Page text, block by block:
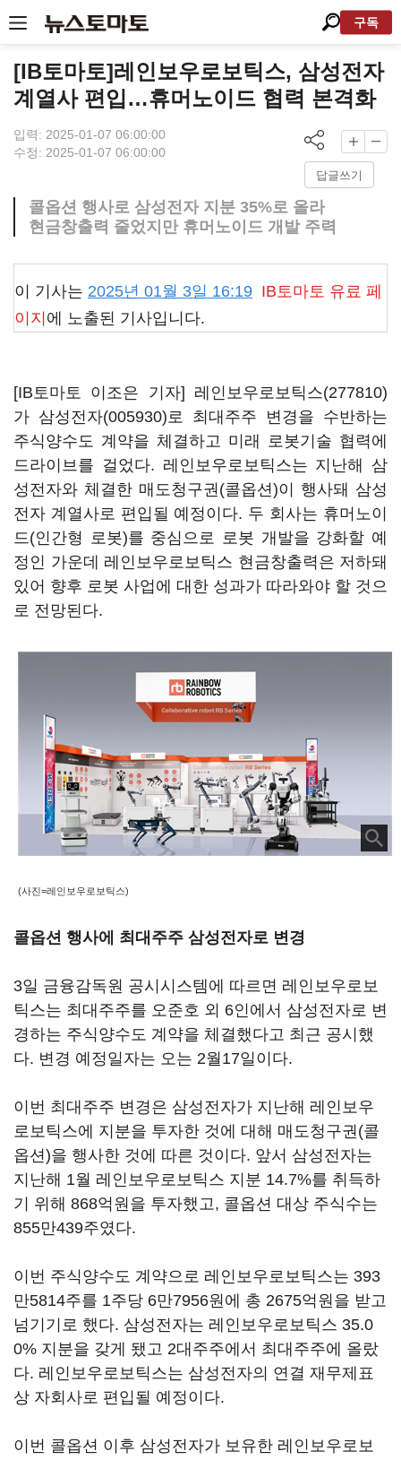
구독
[IB토마토]레인보우로보틱스, 삼성전자
계열사 편입…휴머노이드 협력 본격화
입력: 2025-01-07 06:00:00
수정: 2025-01-07 06:00:00
답글쓰기
콜옵션 행사로 삼성전자 지분 35%로 올라
현금창출력 줄었지만 휴머노이드 개발 주력
이 기사는 2025년 01월 3일 16:19 IB토마토 유료 페
이지 에 노출된 기사입니다.
[IB토마토 이조은 기자] 레인보우로보틱스(277810)
가 삼성전자(005930)로 최대주주 변경을 수반하는
주식양수도 계약을 체결하고 미래 로봇기술 협력에
드라이브를 걸었다. 레인보우로보틱스는 지난해 삼
성전자와 체결한 매도청구권(콜옵션)이 행사돼 삼성
전자 계열사로 편입될 예정이다. 두 회사는 휴머노이
드(인간형 로봇)를 중심으로 로봇 개발을 강화할 예
정인 가운데 레인보우로보틱스 현금창출력은 저하돼
있어 향후 로봇 사업에 대한 성과가 따라와야 할 것으
로 전망된다.
(사진=레인보우로보틱스)
콜옵션 행사에 최대주주 삼성전자로 변경
3일 금융감독원 공시시스템에 따르면 레인보우로보
틱스는 최대주주를 오준호 외 6인에서 삼성전자로 변
경하는 주식양수도 계약을 체결했다고 최근 공시했
다. 변경 예정일자는 오는 2월17일이다.
이번 최대주주 변경은 삼성전자가 지난해 레인보우
로보틱스에 지분을 투자한 것에 대해 매도청구권(콜
옵션)을 행사한 것에 따른 것이다. 앞서 삼성전자는
지난해 1월 레인보우로보틱스 지분 14.7%를 취득하
기 위해 868억원을 투자했고, 콜옵션 대상 주식수는
855만439주였다.
이번 주식양수도 계약으로 레인보우로보틱스는 393
만5814주를 1주당 6만7956원에 총 2675억원을 받고
넘기기로 했다. 삼성전자는 레인보우로보틱스 35.0
0% 지분을 갖게 됐고 2대주주에서 최대주주에 올랐
다. 레인보우로보틱스는 삼성전자의 연결 재무제표
상 자회사로 편입될 예정이다.
이번 콜옵션 이후 삼성전자가 보유한 레인보우로보